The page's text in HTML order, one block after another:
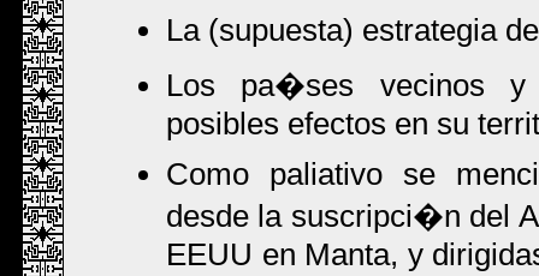
La (supuesta) estrategia
Los pa�ses vecinos y
posibles efectos en su
Como paliativo se
desde la suscripci�n del
EEUU en Manta, y